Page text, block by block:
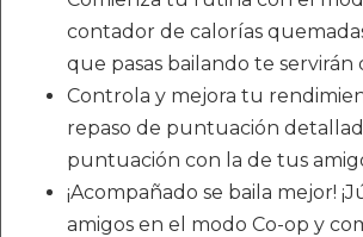
contador de calorías
que pasas bailando te servirán
Controla y mejora tu
repaso de puntuación
puntuación con la de tus
¡Acompañado se baila mejor!
amigos en el modo Co-op y